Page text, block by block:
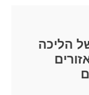
הליכה